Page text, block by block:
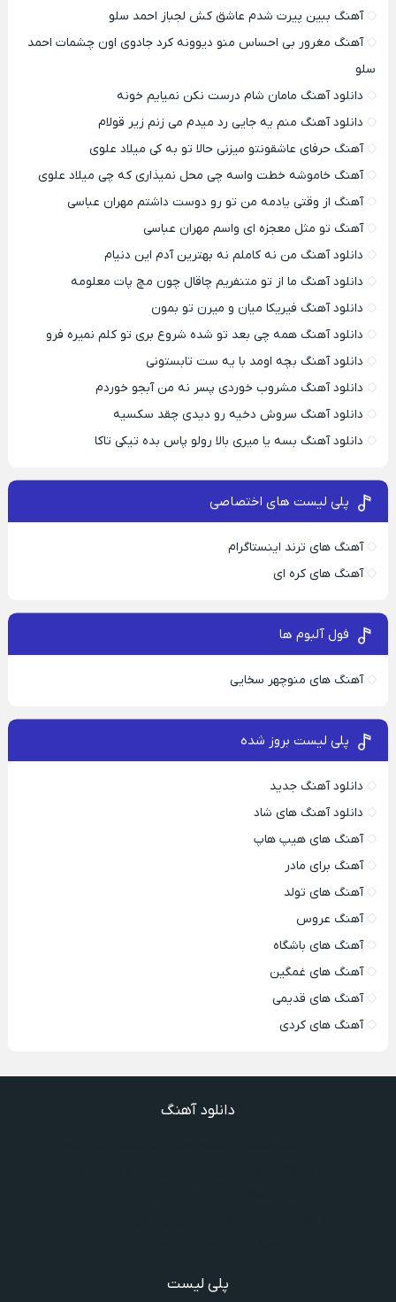
آهنگ ببین پیرت شدم عاشق کش لجباز احمد سلو
آهنگ مغرور بی احساس منو دیوونه کرد جادوی اون چشمات احمد
سلو
دانلود آهنگ مامان شام درست نکن نمیایم خونه
دانلود آهنگ منم یه جایی رد میدم می زنم زیر قولام
آهنگ حرفای عاشقونتو میزنی حالا تو به کی میلاد علوی
آهنگ خاموشه خطت واسه چی محل نمیذاری که چی میلاد علوی
آهنگ از وقتی یادمه من تو رو دوست داشتم مهران عباسی
آهنگ تو مثل معجزه ای واسم مهران عباسی
دانلود آهنگ من نه کاملم نه بهترین آدم این دنیام
دانلود آهنگ ما از تو متنفریم چاقال چون مچ پات معلومه
دانلود آهنگ فیریکا میان و میرن تو بمون
دانلود آهنگ همه چی بعد تو شده شروع بری تو کلم نمیره فرو
دانلود آهنگ بچه اومد با یه ست تابستونی
دانلود آهنگ مشروب خوردی پسر نه من آبجو خوردم
دانلود آهنگ سروش دخیه رو دیدی چقد سکسیه
دانلود آهنگ بسه یا میری بالا رولو پاس بده تیکی تاکا
پلی لیست های اختصاصی
آهنگ های ترند اینستاگرام
آهنگ های کره ای
فول آلبوم ها
آهنگ های منوچهر سخایی
پلی لیست بروز شده
دانلود آهنگ جدید
دانلود آهنگ های شاد
آهنگ های هیپ هاپ
آهنگ برای مادر
آهنگ های تولد
آهنگ عروس
آهنگ های باشگاه
آهنگ های غمگین
آهنگ های قدیمی
آهنگ های کردی
دانلود آهنگ
پلی لیست